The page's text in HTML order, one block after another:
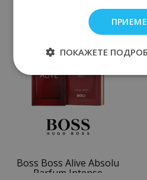
лв.
Boss Boss Alive Absolu
Parfum Intense
ПОКАЖЕТЕ